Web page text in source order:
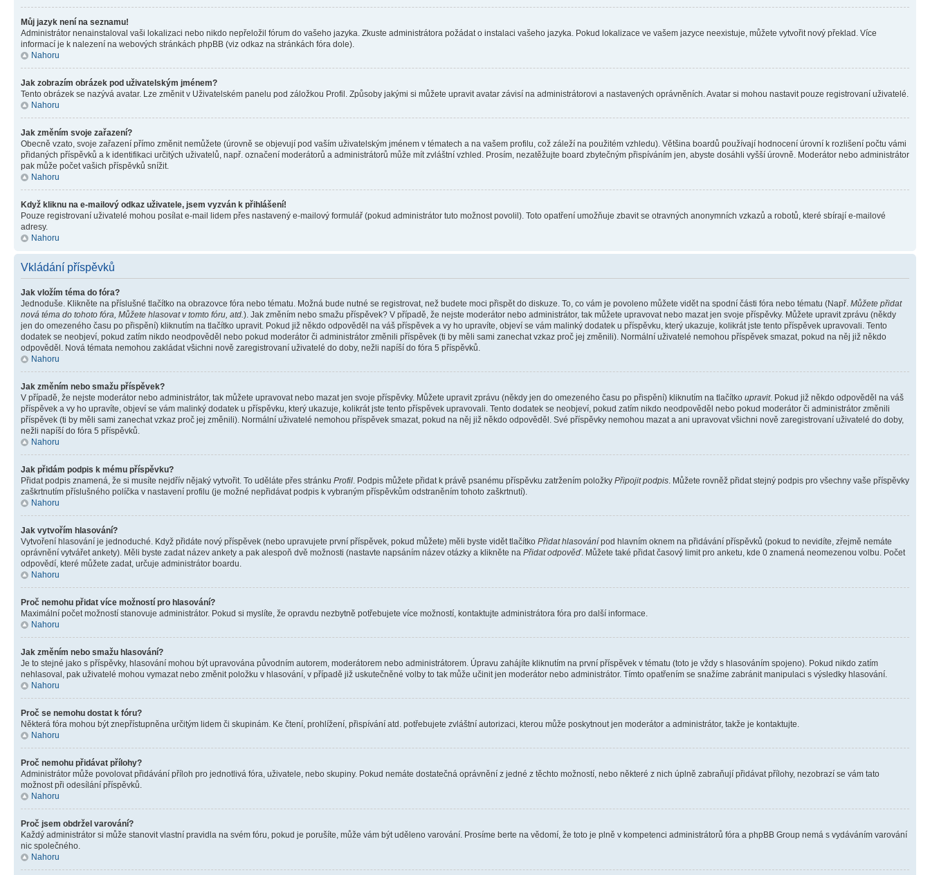
Můj jazyk není na seznamu!
Administrátor nenainstaloval vaši lokalizaci nebo nikdo nepřeložil fórum do vašeho jazyka. Zkuste administrátora požádat o instalaci vašeho jazyka. Pokud lokalizace ve vašem jazyce neexistuje, můžete vytvořit nový překlad. Více
informací je k nalezení na webových stránkách phpBB (viz odkaz na stránkách fóra dole).
Nahoru
Jak zobrazím obrázek pod uživatelským jménem?
Tento obrázek se nazývá avatar. Lze změnit v Uživatelském panelu pod záložkou Profil. Způsoby jakými si můžete upravit avatar závisí na administrátorovi a nastavených oprávněních. Avatar si mohou nastavit pouze registrovaní uživatelé.
Nahoru
Jak změním svoje zařazení?
Obecně vzato, svoje zařazení přímo změnit nemůžete (úrovně se objevují pod vaším uživatelským jménem v tématech a na vašem profilu, což záleží na použitém vzhledu). Většina boardů používají hodnocení úrovní k rozlišení počtu vámi
přidaných příspěvků a k identifikaci určitých uživatelů, např. označení moderátorů a administrátorů může mít zvláštní vzhled. Prosím, nezatěžujte board zbytečným přispíváním jen, abyste dosáhli vyšší úrovně. Moderátor nebo administrátor
pak může počet vašich příspěvků snížit.
Nahoru
Když kliknu na e-mailový odkaz uživatele, jsem vyzván k přihlášení!
Pouze registrovaní uživatelé mohou posílat e-mail lidem přes nastavený e-mailový formulář (pokud administrátor tuto možnost povolil). Toto opatření umožňuje zbavit se otravných anonymních vzkazů a robotů, které sbírají e-mailové
adresy.
Nahoru
Vkládání příspěvků
Jak vložím téma do fóra?
Jednoduše. Klikněte na příslušné tlačítko na obrazovce fóra nebo tématu. Možná bude nutné se registrovat, než budete moci přispět do diskuze. To, co vám je povoleno můžete vidět na spodní části fóra nebo tématu (Např. Můžete přidat
nová téma do tohoto fóra, Můžete hlasovat v tomto fóru, atd.). Jak změním nebo smažu příspěvek? V případě, že nejste moderátor nebo administrátor, tak můžete upravovat nebo mazat jen svoje příspěvky. Můžete upravit zprávu (někdy
jen do omezeného času po přispění) kliknutím na tlačítko upravit. Pokud již někdo odpověděl na váš příspěvek a vy ho upravíte, objeví se vám malinký dodatek u příspěvku, který ukazuje, kolikrát jste tento příspěvek upravovali. Tento
dodatek se neobjeví, pokud zatím nikdo neodpověděl nebo pokud moderátor či administrátor změnili příspěvek (ti by měli sami zanechat vzkaz proč jej změnili). Normální uživatelé nemohou příspěvek smazat, pokud na něj již někdo
odpověděl. Nová témata nemohou zakládat všichni nově zaregistrovaní uživatelé do doby, nežli napíší do fóra 5 příspěvků.
Nahoru
Jak změním nebo smažu příspěvek?
V případě, že nejste moderátor nebo administrátor, tak můžete upravovat nebo mazat jen svoje příspěvky. Můžete upravit zprávu (někdy jen do omezeného času po přispění) kliknutím na tlačítko upravit. Pokud již někdo odpověděl na váš
příspěvek a vy ho upravíte, objeví se vám malinký dodatek u příspěvku, který ukazuje, kolikrát jste tento příspěvek upravovali. Tento dodatek se neobjeví, pokud zatím nikdo neodpověděl nebo pokud moderátor či administrátor změnili
příspěvek (ti by měli sami zanechat vzkaz proč jej změnili). Normální uživatelé nemohou příspěvek smazat, pokud na něj již někdo odpověděl. Své příspěvky nemohou mazat a ani upravovat všichni nově zaregistrovaní uživatelé do doby,
nežli napíší do fóra 5 příspěvků.
Nahoru
Jak přidám podpis k mému příspěvku?
Přidat podpis znamená, že si musíte nejdřív nějaký vytvořit. To uděláte přes stránku Profil. Podpis můžete přidat k právě psanému příspěvku zatržením položky Připojit podpis. Můžete rovněž přidat stejný podpis pro všechny vaše příspěvky
zaškrtnutím příslušného políčka v nastavení profilu (je možné nepřidávat podpis k vybraným příspěvkům odstraněním tohoto zaškrtnutí).
Nahoru
Jak vytvořím hlasování?
Vytvoření hlasování je jednoduché. Když přidáte nový příspěvek (nebo upravujete první příspěvek, pokud můžete) měli byste vidět tlačítko Přidat hlasování pod hlavním oknem na přidávání příspěvků (pokud to nevidíte, zřejmě nemáte
oprávnění vytvářet ankety). Měli byste zadat název ankety a pak alespoň dvě možnosti (nastavte napsáním název otázky a klikněte na Přidat odpověď. Můžete také přidat časový limit pro anketu, kde 0 znamená neomezenou volbu. Počet
odpovědí, které můžete zadat, určuje administrátor boardu.
Nahoru
Proč nemohu přidat více možností pro hlasování?
Maximální počet možností stanovuje administrátor. Pokud si myslíte, že opravdu nezbytně potřebujete více možností, kontaktujte administrátora fóra pro další informace.
Nahoru
Jak změním nebo smažu hlasování?
Je to stejné jako s příspěvky, hlasování mohou být upravována původním autorem, moderátorem nebo administrátorem. Úpravu zahájíte kliknutím na první příspěvek v tématu (toto je vždy s hlasováním spojeno). Pokud nikdo zatím
nehlasoval, pak uživatelé mohou vymazat nebo změnit položku v hlasování, v případě již uskutečněné volby to tak může učinit jen moderátor nebo administrátor. Tímto opatřením se snažíme zabránit manipulaci s výsledky hlasování.
Nahoru
Proč se nemohu dostat k fóru?
Některá fóra mohou být znepřístupněna určitým lidem či skupinám. Ke čtení, prohlížení, přispívání atd. potřebujete zvláštní autorizaci, kterou může poskytnout jen moderátor a administrátor, takže je kontaktujte.
Nahoru
Proč nemohu přidávat přílohy?
Administrátor může povolovat přidávání příloh pro jednotlivá fóra, uživatele, nebo skupiny. Pokud nemáte dostatečná oprávnění z jedné z těchto možností, nebo některé z nich úplně zabraňují přidávat přílohy, nezobrazí se vám tato
možnost při odesílání příspěvků.
Nahoru
Proč jsem obdržel varování?
Každý administrátor si může stanovit vlastní pravidla na svém fóru, pokud je porušíte, může vám být uděleno varování. Prosíme berte na vědomí, že toto je plně v kompetenci administrátorů fóra a phpBB Group nemá s vydáváním varování
nic společného.
Nahoru